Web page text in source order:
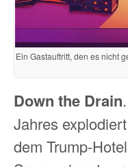
Ein Gastauftritt, den es nicht
Down the Drain
Jahres
dem Trump-